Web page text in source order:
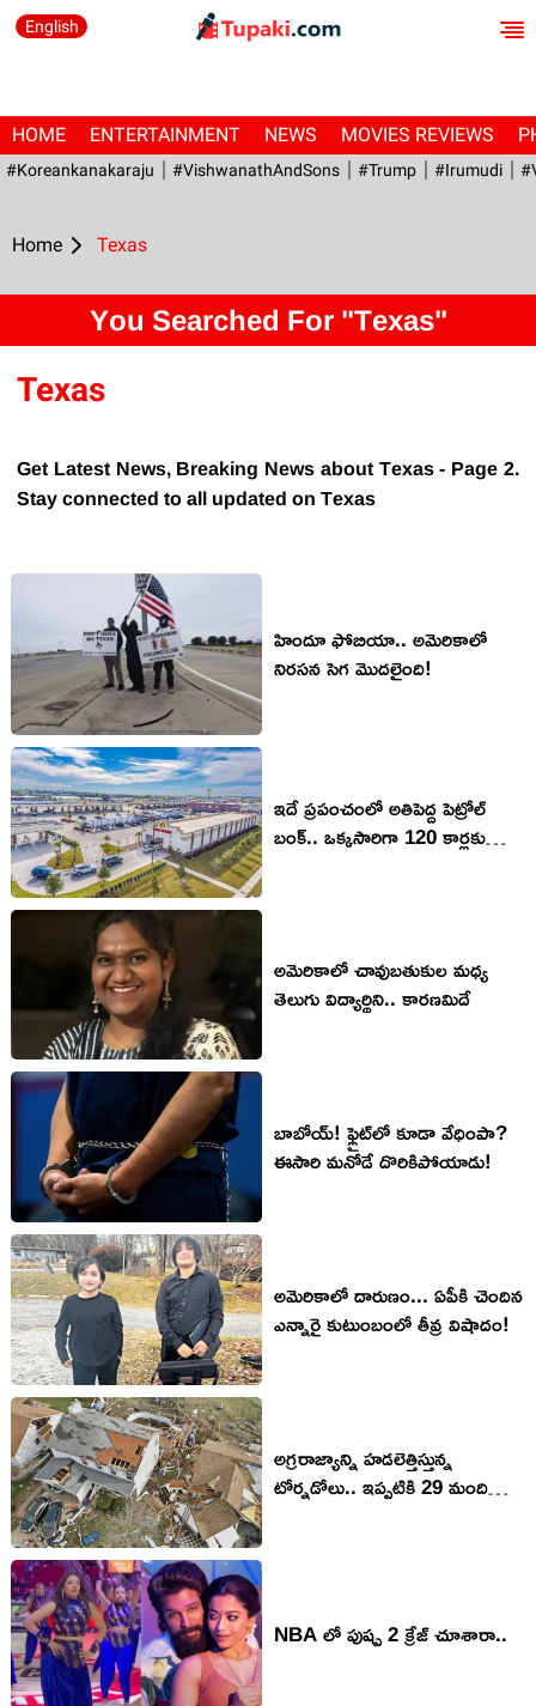
English
HOME ENTERTAINMENT NEWS MOVIES REVIEWS
#Koreankanakaraju #VishwanathAndSons #Trump #irumudi
Home Texas
You Searched For "Texas"
Texas
Get Latest News, Breaking News about Texas - Page 2.
Stay connected to all updated on Texas
హిందూ ఫోబియా.. అమెరికాలో
నిరసన సెగ మొదలైంది!
ఇదే ప్రపంచంలో అతిపెద్ద పెట్రోల్
బంక్.. ఒక్కసారిగా 120 కార్లకు
అమెరికాలో చావుబతుకుల మధ్య
తెలుగు విద్యార్థిని.. కారణమిదే
బాబోయ్! ఫ్లైట్‌లో కూడా వేధింపా?
ఈసారి మనోడే దొరికిపోయాడు!
అమెరికాలో దారుణం... ఏపీకి చెందిన
ఎన్నారై కుటుంబంలో తీవ్ర విషాదం!
అగ్రరాజ్యాన్ని హడలెత్తిస్తున్న
టోర్నడోలు.. ఇప్పటికి 29 మంది
NBA లో పుష్ప 2 క్రేజ్ చూశారా..